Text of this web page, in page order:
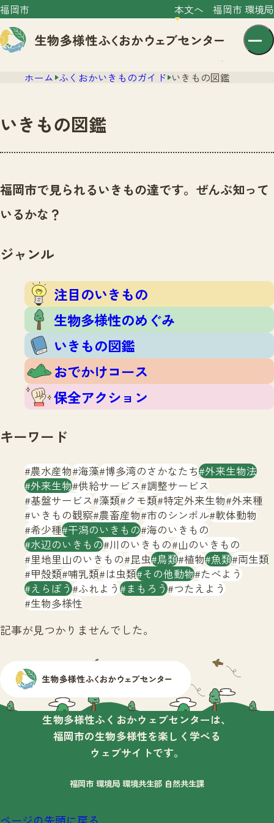
福岡市 本文へ 福岡市 環境局
文字サイズ 小 中 大
センター紹介
センター紹介TOP
サイトポリシー
ニュース
いきものガイド
注目のいきもの
生物多様性のめぐみ
いきもの図鑑
おでかけコース
保全アクション
イベント
いきもの調査隊
調査レポート
調査レポートTOP
調査結果
ふくおかいきものマップ
マッチング
マッチングTOP
掲載申し込みフォーム
お問合せ
生物多様性ふくおかウェブセンターとは
サイトマップ
ホーム ふくおかいきものガイド いきもの図鑑
いきもの図鑑
福岡市で見られるいきもの達です。ぜんぶ知って
いるかな？
ジャンル
注目のいきもの
生物多様性のめぐみ
いきもの図鑑
おでかけコース
保全アクション
キーワード
農水産物 海藻 博多湾のさかなたち 外来生物法
外来生物 供給サービス 調整サービス
基盤サービス 藻類 クモ類 特定外来生物 外来種
いきもの観察 農畜産物 市のシンボル 軟体動物
希少種 干潟のいきもの 海のいきもの
水辺のいきもの 川のいきもの 山のいきもの
里地里山のいきもの 昆虫 鳥類 植物 魚類 両生類
甲殻類 哺乳類 は虫類 その他動物 たべよう
えらぼう ふれよう まもろう つたえよう
生物多様性
記事が見つかりませんでした。
生物多様性ふくおかウェブセンターは、
福岡市の生物多様性を楽しく学べる
ウェブサイトです。
福岡市 環境局 環境共生部 自然共生課